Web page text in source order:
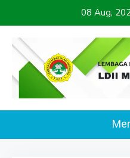
to
content
08 Aug,
LDII MUSI